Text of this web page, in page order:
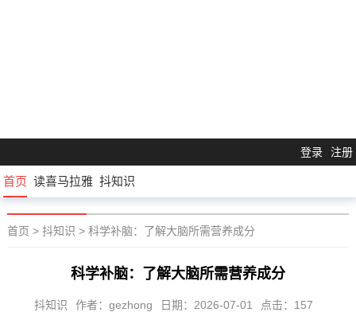
登录 注册
首页 读喜马拉雅 抖知识
首页 > 抖知识 > 科学补脑：了解大脑所需营养成分
科学补脑：了解大脑所需营养成分
抖知识 作者：gezhong 日期：2026-07-01 点击：157